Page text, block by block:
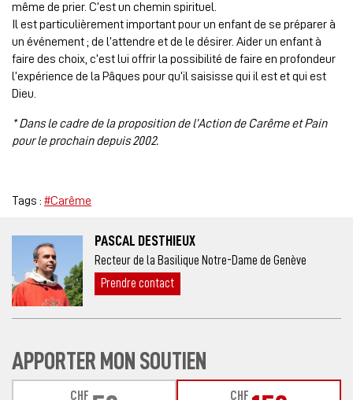
même de prier. C’est un chemin spirituel.
Il est particulièrement important pour un enfant de se préparer à
un événement ; de l’attendre et de le désirer. Aider un enfant à
faire des choix, c’est lui offrir la possibilité de faire en profondeur
l’expérience de la Pâques pour qu’il saisisse qui il est et qui est
Dieu.
* Dans le cadre de la proposition de l’Action de Carême et Pain
pour le prochain depuis 2002.
Tags : #Carême
PASCAL DESTHIEUX
Recteur de la Basilique Notre-Dame de Genève
Prendre contact
APPORTER MON SOUTIEN
CHF CHF